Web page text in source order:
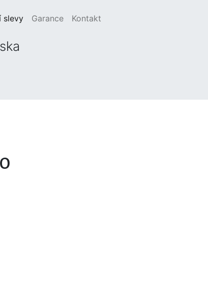
slevy(current)
Garance Kontakt